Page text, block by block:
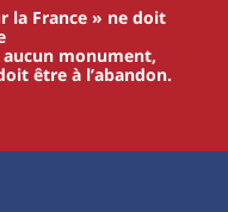
la France » ne doit
monument,
être à l’abandon.